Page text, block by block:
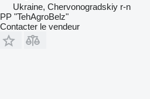
Ukraine, Chervonogradskiy r-n
PP "TehAgroBelz"
Contacter le vendeur